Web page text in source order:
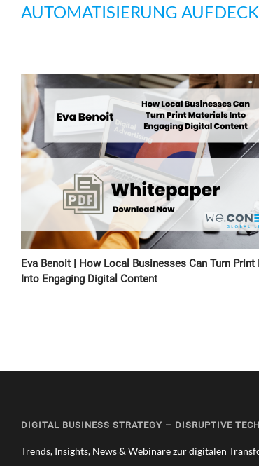
UTOMATISIERUNG
Eva Benoit | How Local Businesses Can Turn
Into Engaging Digital Content
DIGITAL BUSINESS STRATEGY – DISRUPTIVE
Trends, Insights, News & Webinare zur digitalen